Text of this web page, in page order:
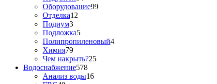
Оборудование99
Отделка12
Подиум3
Подложка5
Полипропиленовый4
Химия79
Чем накрыть?25
Водоснабжение578
Анализ воды16